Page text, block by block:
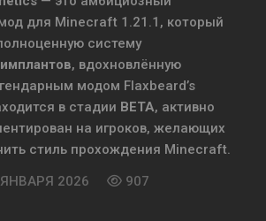
для Minecraft 1.21.1, который
систему
, вдохновлённую
модом Flaxbeard’s
в стадии BETA, активно
на игроков, желающих
стиль прохождения Minecraft.
2026 907